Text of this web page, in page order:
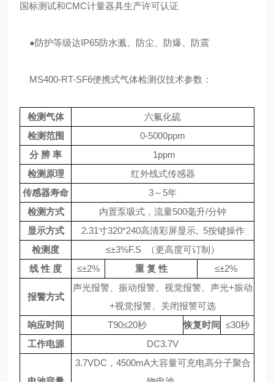
国标测试和CMC计量器具生产许可认证
●防护等级达IP65防水溅、防尘、防爆、防震
MS400-RT-SF6便携式气体检测仪技术参数：
检测气体
六氟化硫
检测范围
0-5000ppm
分 辨 率
1ppm
检测原理
红外线式传感器
传感器寿命
3～5年
检测方式
内置泵吸式，流量500毫升/分钟
显示方式
2.31寸320*240高清彩屏显示, 5按键操作
检测度
≤±3%F.S （更高度可订制）
线 性 度
≤±2% 重 复 性 ≤±2%
报警方式
声光报警、振动报警、视觉报警、声光+振动
+视觉报警、关闭报警可选
响应时间
T90≤20秒 恢复时间 ≤30秒
工作电源
DC3.7V
3.7VDC ， 4500mA大容量可充电高分子聚合